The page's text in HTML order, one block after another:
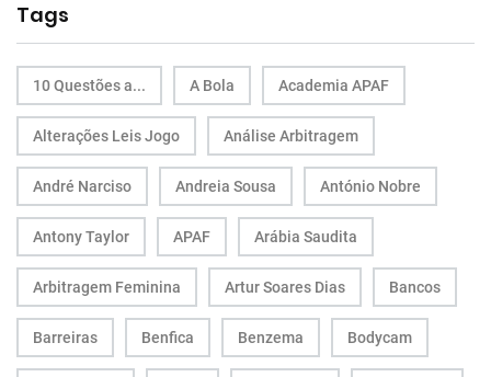
Tags
10 Questões a... A Bola Academia APAF
Alterações Leis Jogo Análise Arbitragem
André Narciso Andreia Sousa António Nobre
Antony Taylor APAF Arábia Saudita
Arbitragem Feminina Artur Soares Dias Bancos
Barreiras Benfica Benzema Bodycam